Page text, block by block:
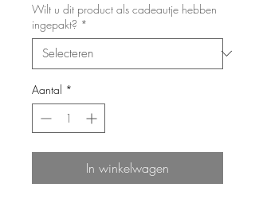
Wilt u dit product als cadeautje hebben
ingepakt? *
Aantal *
In winkelwagen